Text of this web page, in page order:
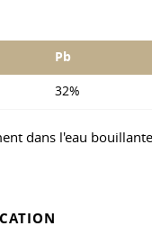
Pb
32%
dans l'eau